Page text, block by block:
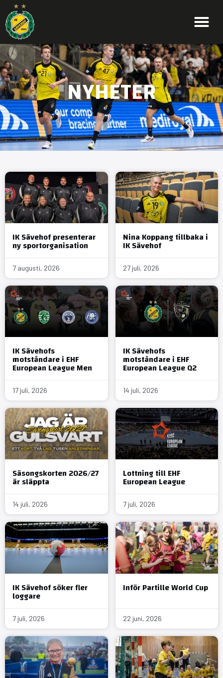
NYHETER
IK Sävehof presenterar
ny sportorganisation
7 augusti, 2026
Nina Koppang tillbaka i
IK Sävehof
27 juli, 2026
IK Sävehofs
motståndare i EHF
European League Men
17 juli, 2026
IK Sävehofs
motståndare i EHF
European League Q2
14 juli, 2026
Säsongskorten 2026/27
är släppta
14 juli, 2026
Lottning till EHF
European League
7 juli, 2026
IK Sävehof söker fler
loggare
7 juli, 2026
Inför Partille World Cup
22 juni, 2026